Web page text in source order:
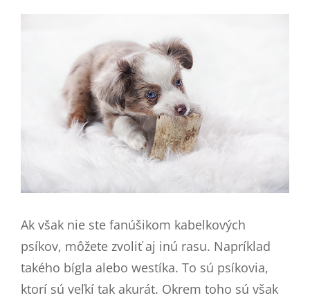
Ak však nie ste fanúšikom kabelkových
psíkov, môžete zvoliť aj inú rasu. Napríklad
takého bígla alebo westíka. To sú psíkovia,
ktorí sú veľkí tak akurát. Okrem toho sú však